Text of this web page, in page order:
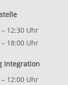
12:30 Uhr
18:00 Uhr
Integration
12:00 Uhr